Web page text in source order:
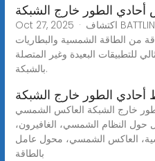
الطور خارج الشبكة
Oct 27, 2025 · اكتشاف BATTLINK عاكس أحادي الطور، يعمل خارج
من الطاقة الشمسية والبطاريات
للتطبيقات البعيدة وغير المتصلة
بالشبكة.
الطور خارج الشبكة العاكس الشمسي
حول النظام الشمسي، الغافيرون،
العاكس الشمسي، محول عامل
بالطاقة